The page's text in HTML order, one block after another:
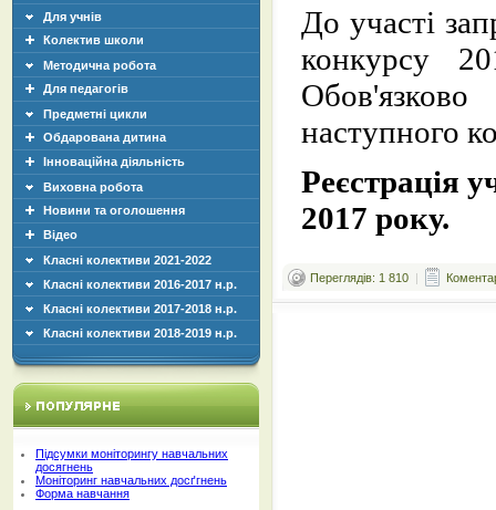
Для учнів
Колектив школи
Методична робота
Для педагогів
Предметні цикли
Обдарована дитина
Інноваційна діяльність
Виховна робота
Новини та оголошення
Відео
Класні колективи 2021-2022
Класні колективи 2016-2017 н.р.
Класні колективи 2017-2018 н.р.
Класні колективи 2018-2019 н.р.
Підсумки моніторингу навчальних
досягнень
Моніторинг навчальних досґгнень
Форма навчання
До участі
конкурсу
наступного
Реєстрація
2017 року.
Переглядів: 1 810 |